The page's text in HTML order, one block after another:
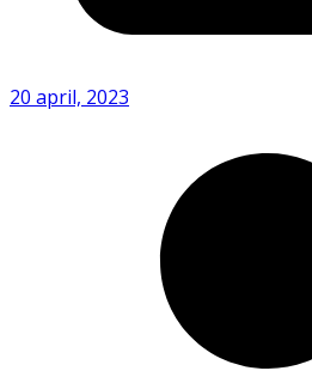
20 april, 2023